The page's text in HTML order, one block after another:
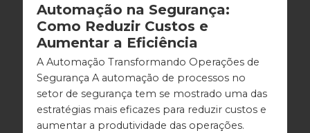
Automação na Segurança:
Como Reduzir Custos e
Aumentar a Eficiência
A Automação Transformando Operações de
Segurança A automação de processos no
setor de segurança tem se mostrado uma das
estratégias mais eficazes para reduzir custos e
aumentar a produtividade das operações.